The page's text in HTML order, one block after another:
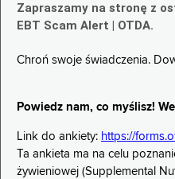
Zapraszamy na stronę z
EBT Scam Alert | OTDA.
Chroń swoje świadczenia.
Powiedz nam, co myślisz!
Link do ankiety: https://
Ta ankieta ma na celu
żywieniowej (Supplemental